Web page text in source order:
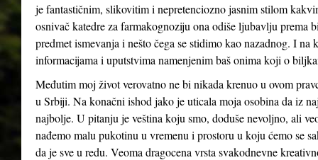
je fantastičnim, slikovitim i nepretenciozno jasnim stilom
osnivač katedre za farmakognoziju ona odiše ljubavlju prema
predmet ismevanja i nešto čega se stidimo kao nazadnog. I
informacijama i uputstvima namenjenim baš onima koji o
Međutim moj život verovatno ne bi nikada krenuo u ovom
u Srbiji. Na konačni ishod jako je uticala moja osobina da iz
najbolje. U pitanju je veština koju smo, doduše nevoljno, ali
nađemo malu pukotinu u vremenu i prostoru u koju ćemo se
da je sve u redu. Veoma dragocena vrsta svakodnevne